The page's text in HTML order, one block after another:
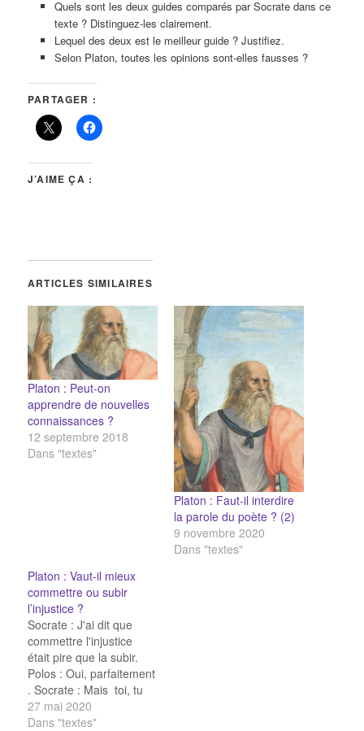
Quels sont les deux guides comparés par Socrate dans ce
texte ? Distinguez-les clairement.
Lequel des deux est le meilleur guide ? Justifiez.
Selon Platon, toutes les opinions sont-elles fausses ?
PARTAGER :
J’AIME ÇA :
ARTICLES SIMILAIRES
Platon : Peut-on
apprendre de nouvelles
connaissances ?
12 septembre 2018
Dans "textes"
Platon : Faut-il interdire
la parole du poète ? (2)
9 novembre 2020
Dans "textes"
Platon : Vaut-il mieux
commettre ou subir
l’injustice ?
Socrate : J'ai dit que
commettre l'injustice
était pire que la subir.
Polos : Oui, parfaitement
. Socrate : Mais toi, tu
dis qu'il est pire de la
subir. Polos :
27 mai 2020
Dans "textes"